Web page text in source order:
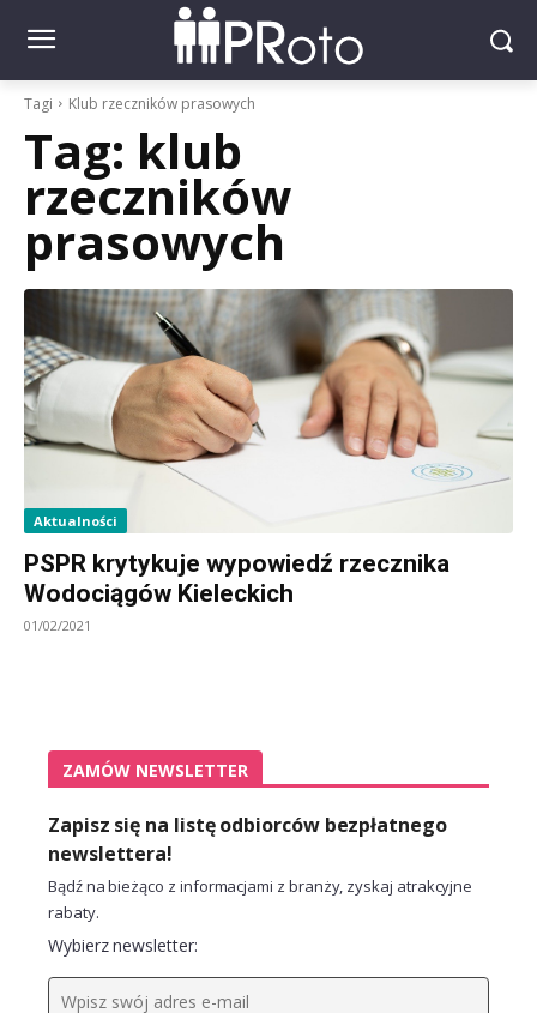
Tagi Klub rzeczników prasowych
Tag: klub
rzeczników
prasowych
Aktualności
PSPR krytykuje wypowiedź rzecznika
Wodociągów Kieleckich
01/02/2021
ZAMÓW NEWSLETTER
Zapisz się na listę odbiorców bezpłatnego
newslettera!
Bądź na bieżąco z informacjami z branży, zyskaj atrakcyjne
rabaty.
Wybierz newsletter: